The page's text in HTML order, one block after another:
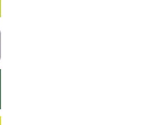
eTwinning
Service Learning